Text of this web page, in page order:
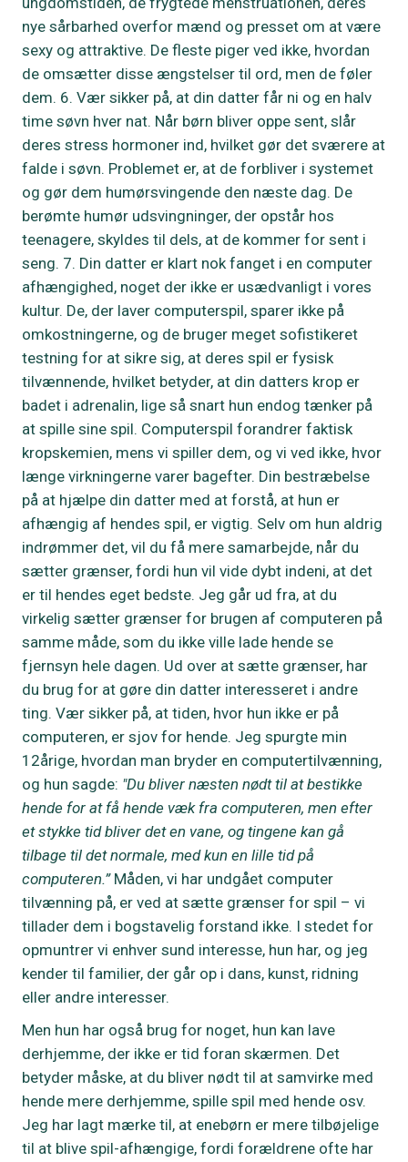
nye sårbarhed overfor mænd og presset om at være
sexy og attraktive. De fleste piger ved ikke, hvordan
de omsætter disse ængstelser til ord, men de føler
dem. 6. Vær sikker på, at din datter får ni og en halv
time søvn hver nat. Når børn bliver oppe sent, slår
deres stress hormoner ind, hvilket gør det sværere at
falde i søvn. Problemet er, at de forbliver i systemet
og gør dem humørsvingende den næste dag. De
berømte humør udsvingninger, der opstår hos
teenagere, skyldes til dels, at de kommer for sent i
seng. 7. Din datter er klart nok fanget i en computer
afhængighed, noget der ikke er usædvanligt i vores
kultur. De, der laver computerspil, sparer ikke på
omkostningerne, og de bruger meget sofistikeret
testning for at sikre sig, at deres spil er fysisk
tilvænnende, hvilket betyder, at din datters krop er
badet i adrenalin, lige så snart hun endog tænker på
at spille sine spil. Computerspil forandrer faktisk
kropskemien, mens vi spiller dem, og vi ved ikke, hvor
længe virkningerne varer bagefter. Din bestræbelse
på at hjælpe din datter med at forstå, at hun er
afhængig af hendes spil, er vigtig. Selv om hun aldrig
indrømmer det, vil du få mere samarbejde, når du
sætter grænser, fordi hun vil vide dybt indeni, at det
er til hendes eget bedste. Jeg går ud fra, at du
virkelig sætter grænser for brugen af computeren på
samme måde, som du ikke ville lade hende se
fjernsyn hele dagen. Ud over at sætte grænser, har
du brug for at gøre din datter interesseret i andre
ting. Vær sikker på, at tiden, hvor hun ikke er på
computeren, er sjov for hende. Jeg spurgte min
12årige, hvordan man bryder en computertilvænning,
og hun sagde: "Du bliver næsten nødt til at bestikke
hende for at få hende væk fra computeren, men efter
et stykke tid bliver det en vane, og tingene kan gå
tilbage til det normale, med kun en lille tid på
computeren.” Måden, vi har undgået computer
tilvænning på, er ved at sætte grænser for spil – vi
tillader dem i bogstavelig forstand ikke. I stedet for
opmuntrer vi enhver sund interesse, hun har, og jeg
kender til familier, der går op i dans, kunst, ridning
eller andre interesser.
Men hun har også brug for noget, hun kan lave
derhjemme, der ikke er tid foran skærmen. Det
betyder måske, at du bliver nødt til at samvirke med
hende mere derhjemme, spille spil med hende osv.
Jeg har lagt mærke til, at enebørn er mere tilbøjelige
til at blive spil-afhængige, fordi forældrene ofte har